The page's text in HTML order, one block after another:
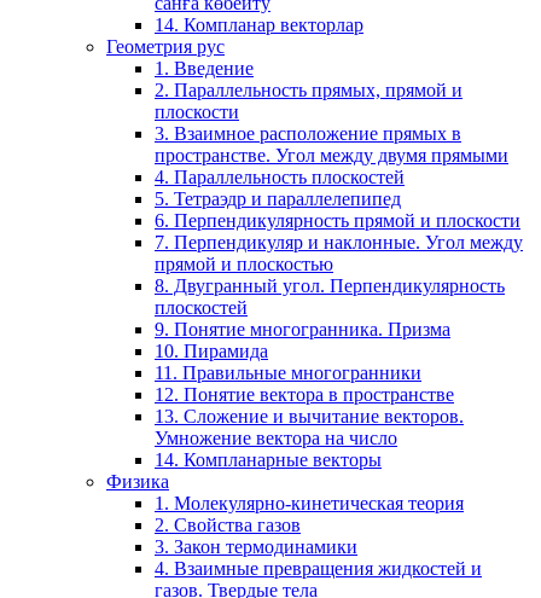
14. Компланар векторлар
Геометрия рус
1. Введение
2. Параллельность прямых, прямой и
плоскости
3. Взаимное расположение прямых в
пространстве. Угол между двумя прямыми
4. Параллельность плоскостей
5. Тетраэдр и параллелепипед
6. Перпендикулярность прямой и плоскости
7. Перпендикуляр и наклонные. Угол между
прямой и плоскостью
8. Двугранный угол. Перпендикулярность
плоскостей
9. Понятие многогранника. Призма
10. Пирамида
11. Правильные многогранники
12. Понятие вектора в пространстве
13. Сложение и вычитание векторов.
Умножение вектора на число
14. Компланарные векторы
Физика
1. Молекулярно-кинетическая теория
2. Свойства газов
3. Закон термодинамики
4. Взаимные превращения жидкостей и
газов. Твердые тела